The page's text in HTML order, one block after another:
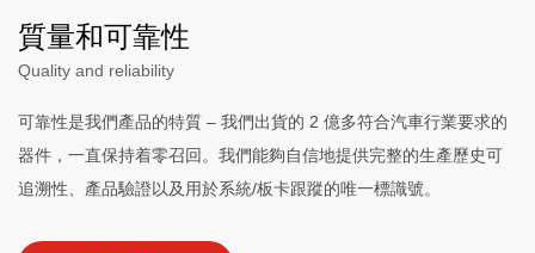
質量和可靠性
Quality and reliability
可靠性是我們產品的特質 – 我們出貨的 2 億多符合汽車行業要求的
器件，一直保持着零召回。我們能夠自信地提供完整的生產歷史可
追溯性、產品驗證以及用於系統/板卡跟蹤的唯一標識號。